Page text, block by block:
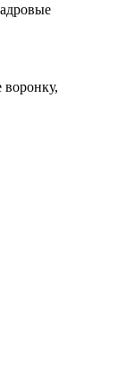
воронку,